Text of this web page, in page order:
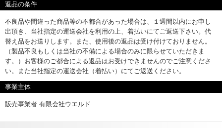
返品の条件
不良品や間違った商品等の不都合があった場合は、１週間以内にお申し
出頂き、当社指定の運送会社を利用の上、着払いにてご返送下さい。代
替え品をお送りします。また、使用後の返品は受け付けておりません。
（製品不良もしくは当社の不備による場合のみに限らせていただきま
す。）お客様のご都合による返品はお受けできませんのでご注意くださ
い。また当社指定の運送会社（着払い）にてご返送ください。
事業主体
販売事業者 有限会社ウエルド